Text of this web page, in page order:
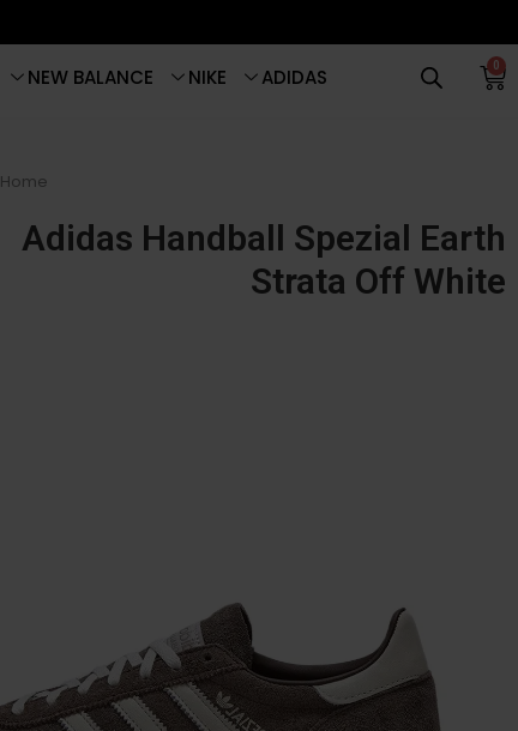
0
ADIDAS
NIKE
NEW BALANCE
Home
Adidas Handball Spezial Earth
Strata Off White